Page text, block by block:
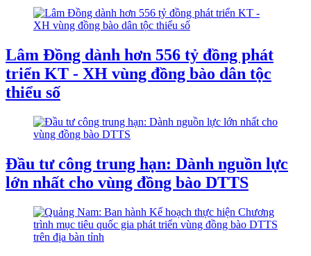
Lâm Đồng dành hơn 556 tỷ đồng phát
triển KT - XH vùng đồng bào dân tộc
thiểu số
Đầu tư công trung hạn: Dành nguồn lực
lớn nhất cho vùng đồng bào DTTS